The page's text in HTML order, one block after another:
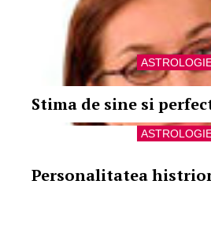
Stima de sine si
Personalitatea